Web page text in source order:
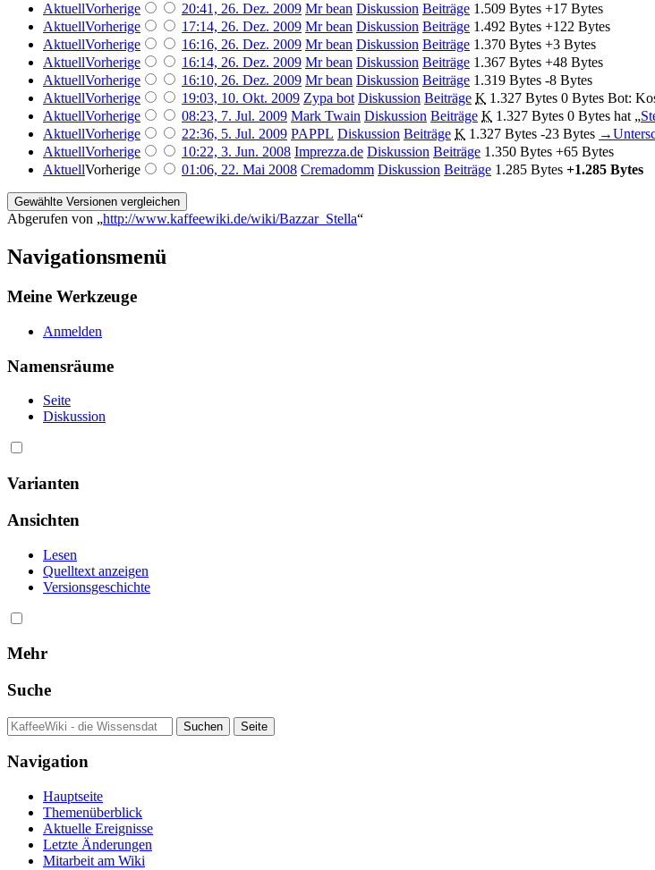
AktuellVorherige 20:41, 26. Dez. 2009 Mr bean Diskussion Beiträge 1.509 Bytes +17 Bytes
AktuellVorherige 17:14, 26. Dez. 2009 Mr bean Diskussion Beiträge 1.492 Bytes +122 Bytes
AktuellVorherige 16:16, 26. Dez. 2009 Mr bean Diskussion Beiträge 1.370 Bytes +3 Bytes
AktuellVorherige 16:14, 26. Dez. 2009 Mr bean Diskussion Beiträge 1.367 Bytes +48 Bytes
AktuellVorherige 16:10, 26. Dez. 2009 Mr bean Diskussion Beiträge 1.319 Bytes -8 Bytes
AktuellVorherige 19:03, 10. Okt. 2009 Zypa bot Diskussion Beiträge K 1.327 Bytes 0 Bytes Bot:
AktuellVorherige 08:23, 7. Jul. 2009 Mark Twain Diskussion Beiträge K 1.327 Bytes 0 Bytes hat „
AktuellVorherige 22:36, 5. Jul. 2009 PAPPL Diskussion Beiträge K 1.327 Bytes -23 Bytes
AktuellVorherige 10:22, 3. Jun. 2008 Imprezza.de Diskussion Beiträge 1.350 Bytes +65 Bytes
AktuellVorherige 01:06, 22. Mai 2008 Cremadomm Diskussion Beiträge 1.285 Bytes +1.285 Bytes
Abgerufen von „http://www.kaffeewiki.de/wiki/Bazzar_Stella“
Navigationsmenü
Meine Werkzeuge
Anmelden
Namensräume
Seite
Diskussion
Varianten
Ansichten
Lesen
Quelltext anzeigen
Versionsgeschichte
Mehr
Suche
Navigation
Hauptseite
Themenüberblick
Aktuelle Ereignisse
Letzte Änderungen
Mitarbeit am Wiki